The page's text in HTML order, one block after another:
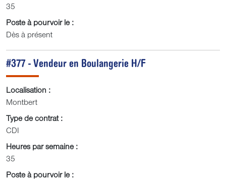
35
Poste à pourvoir le :
Dès à présent
#377 - Vendeur en Boulangerie H/F
Localisation :
Montbert
Type de contrat :
CDI
Heures par semaine :
35
Poste à pourvoir le :